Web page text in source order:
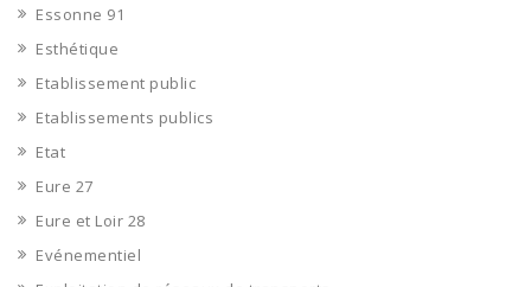
Essonne 91
Esthétique
Etablissement public
Etablissements publics
Etat
Eure 27
Eure et Loir 28
Evénementiel